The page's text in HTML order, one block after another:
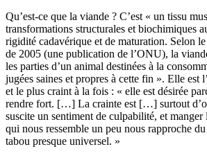
Qu’est-ce que la viande ? C’est « un tissu
transformations structurales et biochimiques
rigidité cadavérique et de maturation. Selon
de 2005 (une publication de l’ONU), la
les parties d’un animal destinées à la
jugées saines et propres à cette fin ». Elle est
et le plus craint à la fois : « elle est désirée
rendre fort. […] La crainte est […] surtout
suscite un sentiment de culpabilité, et manger
qui nous ressemble un peu nous rapproche
tabou presque universel. »